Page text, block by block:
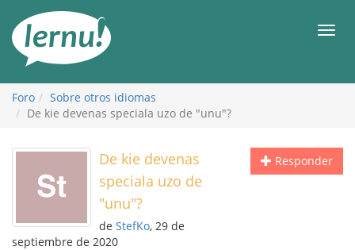
Foro
Sobre otros idiomas
De kie devenas speciala uzo de "unu"?
Responder
De kie devenas
speciala uzo de
"unu"?
de StefKo, 29 de
septiembre de 2020